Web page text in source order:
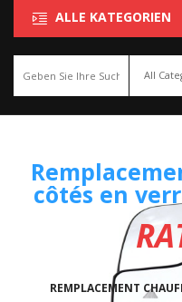
ALLE KATEGORIEN
All
côtés en
extérieur
REMPLACEMENT